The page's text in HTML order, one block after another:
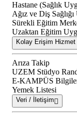
Hastane (Sağlık
Ağız ve Diş
Sürekli Eğitim
Uzaktan Eğitim
Kolay Erişim
Arıza Takip
UZEM Stüdyo
E-KAMPÜS
Yemek Listesi
Veri / İletişim